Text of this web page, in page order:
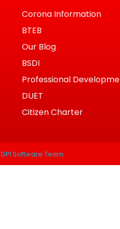
Corona Information
BTEB
Our Blog
BSDI
Professional
DUET
Citizen Charter
DPI Software Team